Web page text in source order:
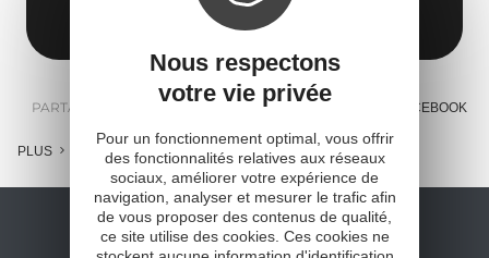
Obtenir l'itinéraire
PARTAGER : MESSENGER FACEBOOK
PLUS
Nous respectons
votre vie privée
Pour un fonctionnement optimal, vous offrir
des fonctionnalités relatives aux réseaux
sociaux, améliorer votre expérience de
navigation, analyser et mesurer le trafic afin
de vous proposer des contenus de qualité,
ce site utilise des cookies. Ces cookies ne